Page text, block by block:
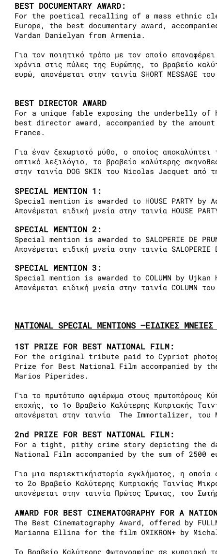
BEST DOCUMENTARY AWARD:
For the poetical recalling of a mass ethnic
Europe, the best documentary award,
Vardan Danielyan from Armenia.
Για τον ποιητικό τρόπο με τον οποίο
χρόνια στις πύλες της Ευρώπης, το βραβείο
ευρώ, απονέμεται στην ταινία SHORT MESSAGE
BEST DIRECTOR AWARD
For a unique fable exposing the underbelly
best director award, accompanied by the
France.
Για έναν ξεχωριστό μύθο, ο οποίος
οπτικό λεξιλόγιο, το βραβείο καλύτερης
στην ταινία DOG SKIN του Nicolas Jacquet από
SPECIAL MENTION 1:
Special mention is awarded to HOUSE PARTY
Απονέμεται ειδική μνεία στην ταινία HOUSE
SPECIAL MENTION 2:
Special mention is awarded to SALOPERIE DE
Απονέμεται ειδική μνεία στην ταινία
SPECIAL MENTION 3:
Special mention is awarded to COLUMN by Ujkan
Απονέμεται ειδική μνεία στην ταινία COLUMN
NATIONAL SPECIAL MENTIONS –ΕΙΔΙΚΕΣ
1ST PRIZE FOR BEST NATIONAL FILM:
For the original tribute paid to Cypriot
Prize for Best National Film accompanied by
Marios Piperides.
Για το πρωτότυπο αφιέρωμα στους πρωτοπόρους
εποχής, το 1ο Βραβείο Καλύτερης Κυπριακής
απονέμεται στην ταινία The Immortalizer, του
2nd PRIZE FOR BEST NATIONAL FILM:
For a tight, pithy crime story depicting the
National Film accompanied by the sum of
Για μια περιεκτικήιστορία εγκλήματος, η
το 2ο Βραβείο Καλύτερης Κυπριακής Ταινίας
απονέμεται στην ταινία Πρώτος Έρωτας, του
AWARD FOR BEST CINEMATOGRAPHY FOR A
The Best Cinematography Award, offered by
Marianna Ellina for the film OMIKRON+ by
Το Βραβείο Καλύτερης Φωτογραφίας σε κυπριακή